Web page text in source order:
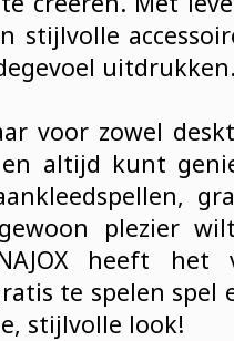
stijlvolle
voor zowel
altijd kunt
plezier
heeft
te spelen spel
stijlvolle look!